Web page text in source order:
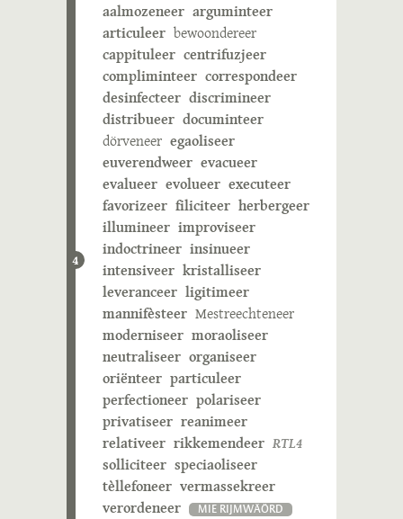
4
aalmozeneer arguminteer
articuleer bewoondereer
cappituleer centrifuzjeer
compliminteer correspondeer
desinfecteer discrimineer
distribueer documinteer
dörveneer egaoliseer
euverendweer evacueer
evalueer evolueer executeer
favorizeer filiciteer herbergeer
illumineer improviseer
indoctrineer insinueer
intensiveer kristalliseer
leveranceer ligitimeer
mannifèsteer Mestreechteneer
moderniseer moraoliseer
neutraliseer organiseer
oriënteer particuleer
perfectioneer polariseer
privatiseer reanimeer
relativeer rikkemendeer RTL4
solliciteer speciaoliseer
tèllefoneer vermassekreer
verordeneer
MIE RIJMWÄÖRD